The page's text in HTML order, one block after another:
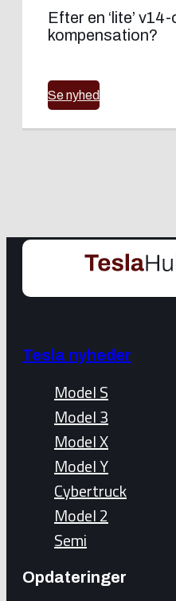
Efter en ‘lite’
kompensation?
Se nyhed
Tesla nyheder
Model S
Model 3
Model X
Model Y
Cybertruck
Model 2
Semi
Opdateringer